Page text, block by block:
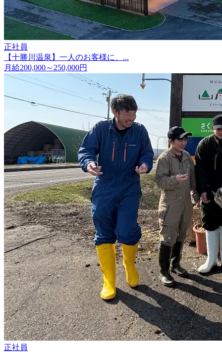
正社員
【十勝川温泉】一人のお客様に、...
月給200,000～250,000円
正社員